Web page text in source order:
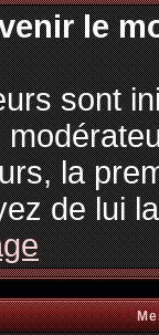
le
sont
la
de lui